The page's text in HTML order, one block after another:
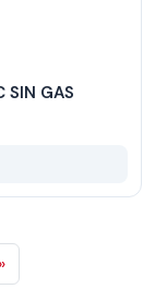
SIN GAS
»Siguiente